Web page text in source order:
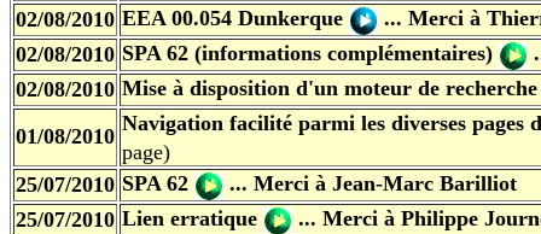
02/08/2010 EEA 00.054 Dunkerque
... Merci à
02/08/2010 SPA 62 (informations complémentaires)
02/08/2010 Mise à disposition d'un moteur de
01/08/2010
Navigation facilité parmi les diverses pages
page)
25/07/2010 SPA 62
... Merci à Jean-Marc Barilliot
25/07/2010 Lien erratique
... Merci à Philippe